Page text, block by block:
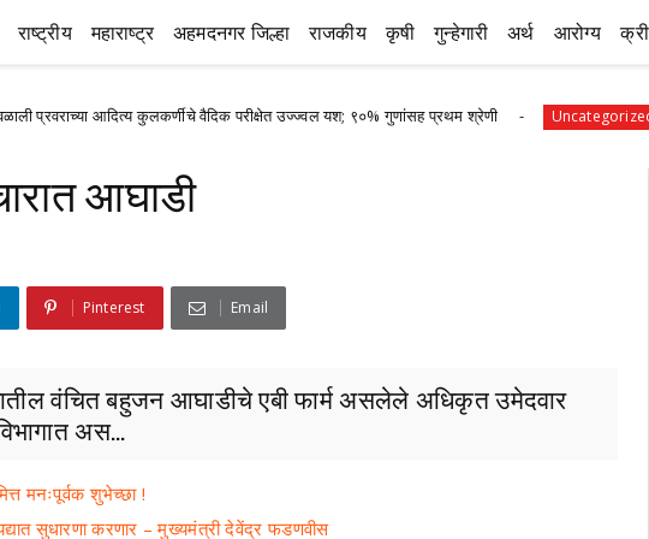
राष्ट्रीय महाराष्ट्र अहमदनगर जिल्हा राजकीय कृषी गुन्हेगारी अर्थ आरोग्य
आदित्य कुलकर्णीचे वैदिक परीक्षेत उज्ज्वल यश; ९०% गुणांसह प्रथम श्रेणी Uncategorized
आघाडी
Pinterest Email
वंचित बहुजन आघाडीचे एबी फार्म असलेले अधिकृत उमेदवार
अस...
मनःपूर्वक शुभेच्छा !
सुधारणा करणार – मुख्यमंत्री देवेंद्र फडणवीस